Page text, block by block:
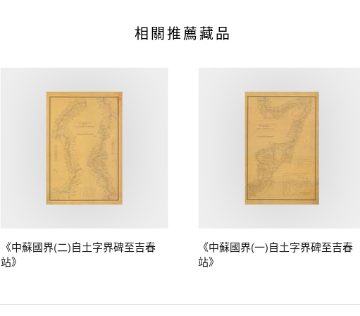
相關推薦藏品
《中蘇國界(二)自土字界碑至吉春
站》
《中蘇國界(一)自土字界碑至吉春
站》